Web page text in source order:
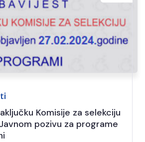
Komisije za selekciju
pozivu za programe